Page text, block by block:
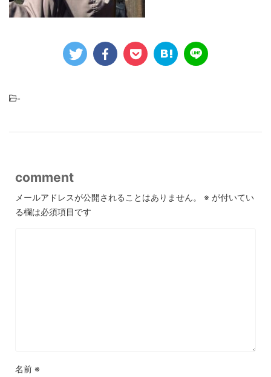
-
comment
メールアドレスが公開されることはありません。 ※ が付いてい
る欄は必須項目です
名前 ※